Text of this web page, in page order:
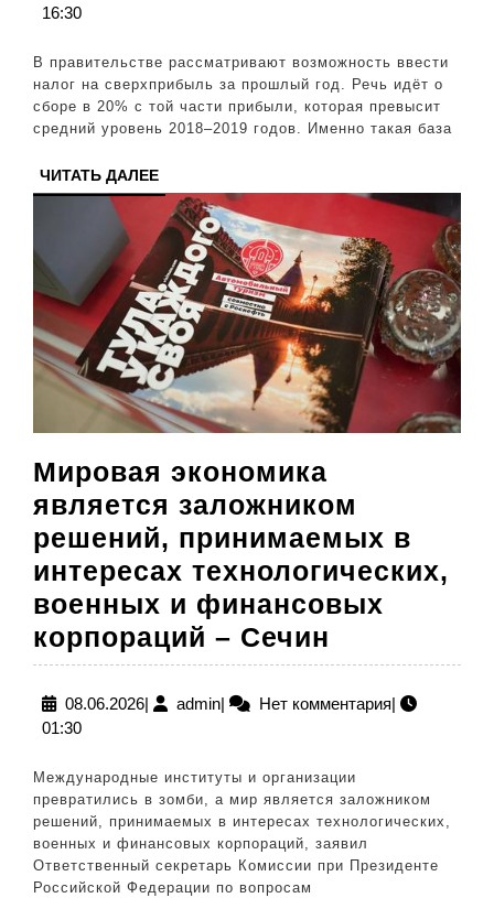
экономику
16:30
В правительстве рассматривают возможность ввести
налог на сверхприбыль за прошлый год. Речь идёт о
сборе в 20% с той части прибыли, которая превысит
средний уровень 2018–2019 годов. Именно такая база
ЧИТАТЬ ДАЛЕЕЧИТАТЬ
ДАЛЕЕ
Мировая экономика
является заложником
решений, принимаемых в
интересах технологических,
военных и финансовых
корпораций – Сечин
экономика
является
решений,
в
интересах
08.06.202608.06.2026
| adminadmin
| Нет комментария|
01:30
Международные институты и организации
превратились в зомби, а мир является заложником
решений, принимаемых в интересах технологических,
военных и финансовых корпораций, заявил
Ответственный секретарь Комиссии при Президенте
Российской Федерации по вопросам